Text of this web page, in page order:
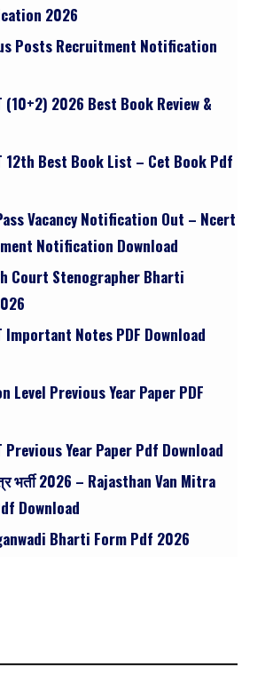
2026
Posts Recruitment Notification
(10+2) 2026 Best Book Review &
12th Best Book List – Cet Book Pdf
Vacancy Notification Out – Ncert
Notification Download
Court Stenographer Bharti
Important Notes PDF Download
Level Previous Year Paper PDF
Previous Year Paper Pdf Download
भर्ती 2026 – Rajasthan Van Mitra
Download
Bharti Form Pdf 2026